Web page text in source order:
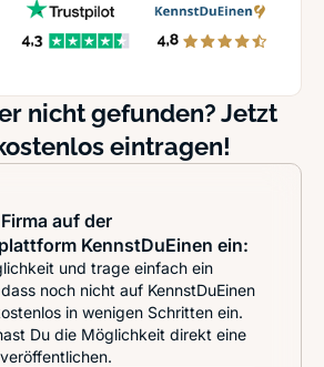
nicht gefunden? Jetzt
eintragen!
auf der
KennstDuEinen ein:
und trage einfach ein
noch nicht auf KennstDuEinen
in wenigen Schritten ein.
Du die Möglichkeit direkt eine